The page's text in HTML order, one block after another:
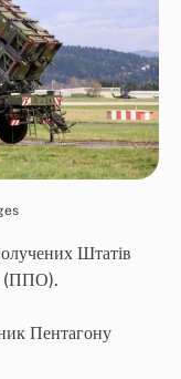
Штатів
(ППО).
Пентагону